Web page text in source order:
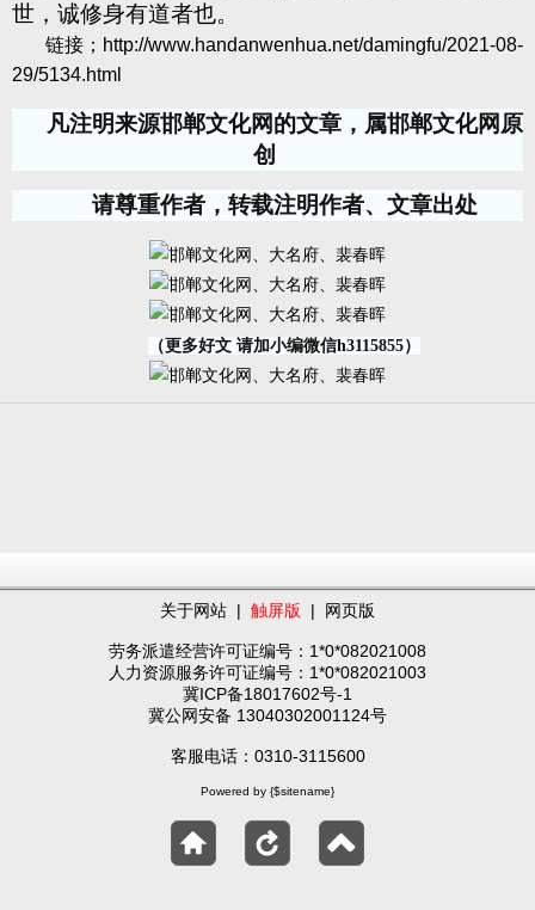
世，诚修身有道者也。
链接；http://www.handanwenhua.net/damingfu/2021-08-
29/5134.html
凡注明来源邯郸文化网的文章，属邯郸文化网原
创
请尊重作者，转载注明作者、文章出处
（更多好文 请加小编微信h3115855）
关于网站 | 触屏版 | 网页版
劳务派遣经营许可证编号：1*0*082021008
人力资源服务许可证编号：1*0*082021003
冀ICP备18017602号-1
冀公网安备 13040302001124号
客服电话：0310-3115600
Powered by {$sitename}